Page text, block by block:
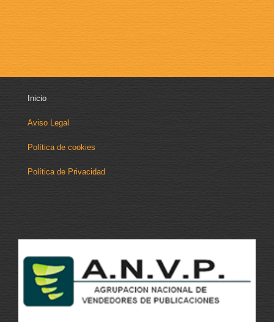
Inicio
Aviso Legal
Política de cookies
Política de Privacidad